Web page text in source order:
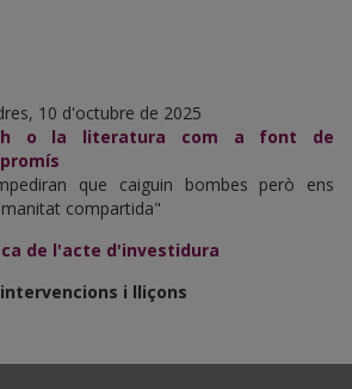
10 d'octubre de 2025
o la literatura com a font de
que caiguin bombes però ens
compartida"
de l'acte d'investidura
i lliçons